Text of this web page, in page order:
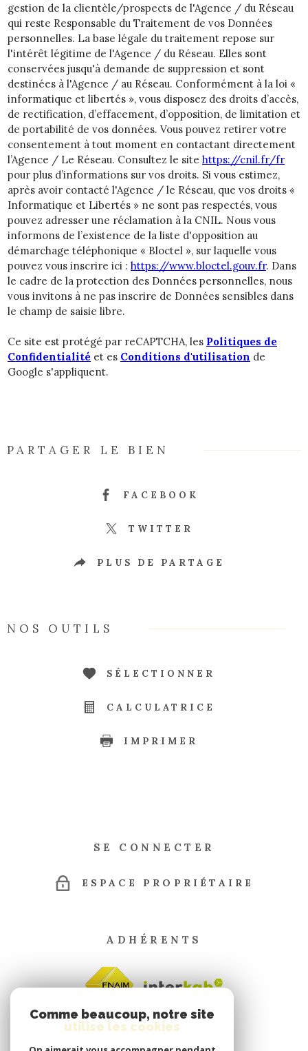
gestion de la clientèle/prospects de l'Agence / du Réseau
qui reste Responsable du Traitement de vos Données
personnelles. La base légale du traitement repose sur
l'intérêt légitime de l'Agence / du Réseau. Elles sont
conservées jusqu'à demande de suppression et sont
destinées à l'Agence / au Réseau. Conformément à la loi «
informatique et libertés », vous disposez des droits d’accès,
de rectification, d’effacement, d’opposition, de limitation et
de portabilité de vos données. Vous pouvez retirer votre
consentement à tout moment en contactant directement
l’Agence / Le Réseau. Consultez le site https://cnil.fr/fr
pour plus d’informations sur vos droits. Si vous estimez,
après avoir contacté l'Agence / le Réseau, que vos droits «
Informatique et Libertés » ne sont pas respectés, vous
pouvez adresser une réclamation à la CNIL. Nous vous
informons de l’existence de la liste d'opposition au
démarchage téléphonique « Bloctel », sur laquelle vous
pouvez vous inscrire ici : https://www.bloctel.gouv.fr. Dans
le cadre de la protection des Données personnelles, nous
vous invitons à ne pas inscrire de Données sensibles dans
le champ de saisie libre.
Ce site est protégé par reCAPTCHA, les Politiques de
Confidentialité et es Conditions d'utilisation de
Google s'appliquent.
PARTAGER LE BIEN
FACEBOOK
TWITTER
PLUS DE PARTAGE
NOS OUTILS
SÉLECTIONNER
CALCULATRICE
IMPRIMER
SE CONNECTER
ESPACE PROPRIÉTAIRE
ADHÉRENTS
Comme beaucoup, notre site
utilise les cookies